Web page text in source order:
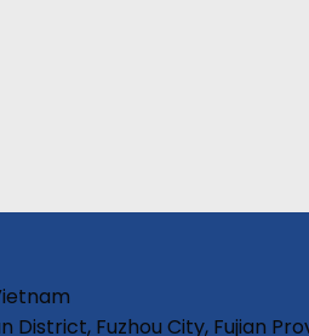
Fuzhou City, Fujian